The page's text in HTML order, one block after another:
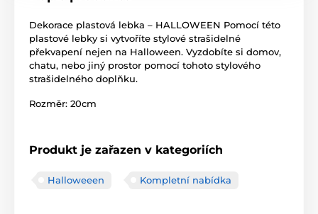
Dekorace plastová lebka – HALLOWEEN Pomocí této
plastové lebky si vytvoříte stylové strašidelné
překvapení nejen na Halloween. Vyzdobíte si domov,
chatu, nebo jiný prostor pomocí tohoto stylového
strašidelného doplňku.
Rozměr: 20cm
Produkt je zařazen v kategoriích
Halloweeen Kompletní nabídka